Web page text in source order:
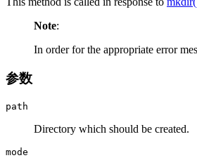
Note:
In order for the appropriate error
参数
path
Directory which should be created.
mode